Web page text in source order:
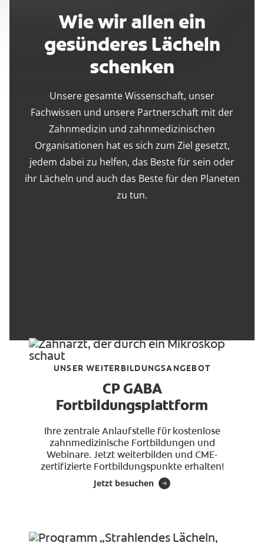
Wie wir allen ein
gesünderes Lächeln
schenken
Unsere gesamte Wissenschaft, unser
Fachwissen und unsere Partnerschaft mit der
Zahnmedizin und zahnmedizinischen
Organisationen hat es sich zum Ziel gesetzt,
jedem dabei zu helfen, das Beste für sein oder
ihr Lächeln und auch das Beste für den Planeten
zu tun.
UNSER WEITERBILDUNGSANGEBOT
CP GABA
Fortbildungsplattform
Ihre zentrale Anlaufstelle für kostenlose
zahnmedizinische Fortbildungen und
Webinare. Jetzt weiterbilden und CME-
zertifizierte Fortbildungspunkte erhalten!
Jetzt besuchen